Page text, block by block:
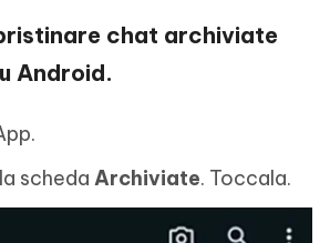
chat archiviate
Android.
scheda Archiviate. Toccala.